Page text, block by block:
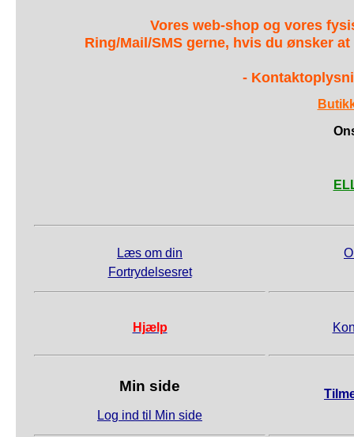
Vores web-shop og vores
Ring/Mail/SMS gerne, hvis du ønsker
-
Læs om din
Fortrydelsesret
Hjælp
Min side
Log ind til Min side